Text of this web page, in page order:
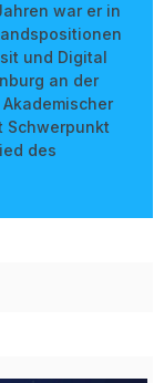
war er in
und Digital
an der
Schwerpunkt
des